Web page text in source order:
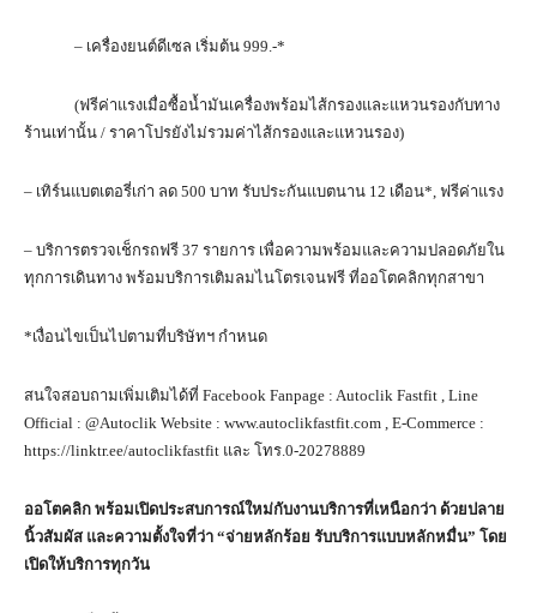
– เครื่องยนต์ดีเซล เริ่มต้น 999.-*
(ฟรีค่าแรงเมื่อซื้อน้ำมันเครื่องพร้อมไส้กรองและแหวนรองกับทาง
ร้านเท่านั้น / ราคาโปรยังไม่รวมค่าไส้กรองและแหวนรอง)
– เทิร์นแบตเตอรี่เก่า ลด 500 บาท รับประกันแบตนาน 12 เดือน*, ฟรีค่าแรง
– บริการตรวจเช็กรถฟรี 37 รายการ เพื่อความพร้อมและความปลอดภัยใน
ทุกการเดินทาง พร้อมบริการเติมลมไนโตรเจนฟรี ที่ออโตคลิกทุกสาขา
*เงื่อนไขเป็นไปตามที่บริษัทฯ กำหนด
สนใจสอบถามเพิ่มเติมได้ที่ Facebook Fanpage : Autoclik Fastfit , Line
Official : @Autoclik Website : www.autoclikfastfit.com , E-Commerce :
https://linktr.ee/autoclikfastfit และ โทร.0-20278889
ออโตคลิก พร้อมเปิดประสบการณ์ใหม่กับงานบริการที่เหนือกว่า ด้วยปลาย
นิ้วสัมผัส และความตั้งใจที่ว่า “จ่ายหลักร้อย รับบริการแบบหลักหมื่น” โดย
เปิดให้บริการทุกวัน